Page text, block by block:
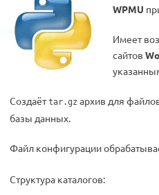
WPMU
Имеет
сайтов
Создаётtar.gz архив для
базы данных.
Файл конфигурации
Структура каталогов: